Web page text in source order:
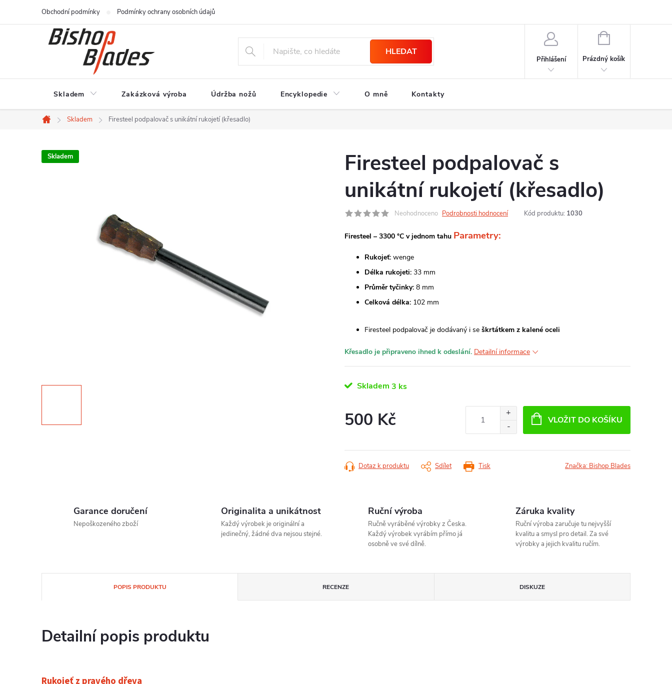
Obchodní podmínky Podmínky ochrany osobních údajů
HLEDAT
Přihlášení
NÁKUPNÍ
Prázdný košík
Skladem Zakázková výroba Údržba nožů Encyklopedie O mně Kontakty
Domů
Skladem Firesteel podpalovač s unikátní rukojetí (křesadlo)
Skladem
Firesteel podpalovač s
unikátní rukojetí (křesadlo)
Neohodnoceno Podrobnosti hodnocení Kód produktu: 1030
Firesteel – 3300 °C v jednom tahu Parametry:
Rukojeť: wenge
Délka rukojeti: 33 mm
Průměr tyčinky: 8 mm
Celková délka: 102 mm
Firesteel podpalovač je dodávaný i se škrtátkem z kalené oceli
Křesadlo je připraveno ihned k odeslání. Detailní informace
Skladem 3 ks
500 Kč VLOŽIT DO KOŠÍKU
Tisk
Dotaz k produktu Sdílet Značka: Bishop Blades
Garance doručení
Nepoškozeného zboží
Originalita a unikátnost
Každý výrobek je originální a
jedinečný, žádné dva nejsou stejné.
Ruční výroba
Ručně vyráběné výrobky z Česka.
Každý výrobek vyrábím přímo já
osobně ve své dílně.
Záruka kvality
Ruční výroba zaručuje tu nejvyšší
kvalitu a smysl pro detail. Za své
výrobky a jejich kvalitu ručím.
POPIS PRODUKTU RECENZE DISKUZE
Detailní popis produktu
Rukojeť z pravého dřeva